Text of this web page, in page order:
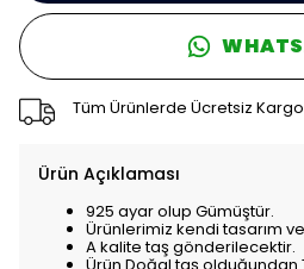
Tüm Ürünlerde Ücretsiz Kargo
Ürün Açıklaması
925 ayar olup Gümüştür.
Ürünlerimiz kendi tasarım ve
A kalite taş gönderilecektir.